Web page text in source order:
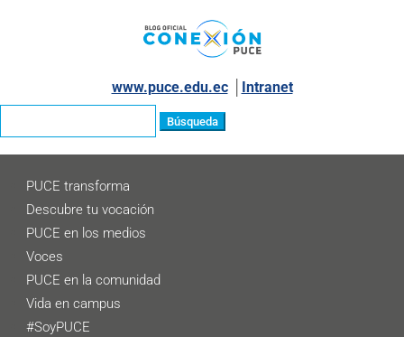
www.puce.edu.ec│ Intranet
PUCE transforma
Descubre tu vocación
PUCE en los medios
Voces
PUCE en la comunidad
Vida en campus
#SoyPUCE